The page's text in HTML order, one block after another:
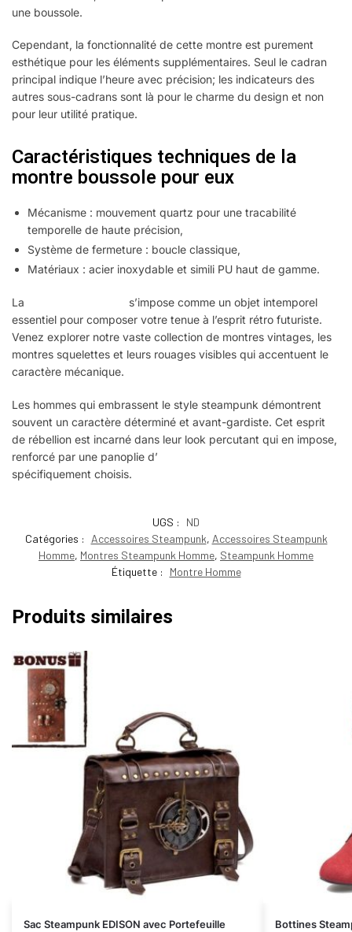
une boussole.
Cependant, la fonctionnalité de cette montre est purement
esthétique pour les éléments supplémentaires. Seul le cadran
principal indique l’heure avec précision; les indicateurs des
autres sous-cadrans sont là pour le charme du design et non
pour leur utilité pratique.
Caractéristiques techniques de la
montre boussole pour eux
Mécanisme : mouvement quartz pour une tracabilité
temporelle de haute précision,
Système de fermeture : boucle classique,
Matériaux : acier inoxydable et simili PU haut de gamme.
La
s’impose comme un objet intemporel
essentiel pour composer votre tenue à l’esprit rétro futuriste.
Venez explorer notre vaste collection de montres vintages, les
montres squelettes et leurs rouages visibles qui accentuent le
caractère mécanique.
Les hommes qui embrassent le style steampunk démontrent
souvent un caractère déterminé et avant-gardiste. Cet esprit
de rébellion est incarné dans leur look percutant qui en impose,
renforcé par une panoplie d’
spécifiquement choisis.
UGS :
ND
Catégories :
Accessoires Steampunk, Accessoires Steampunk
Homme, Montres Steampunk Homme, Steampunk Homme
Étiquette :
Montre Homme
Produits similaires
Sac Steampunk EDISON avec Portefeuille Bottines